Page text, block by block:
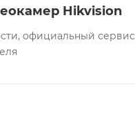
Hikvision
официальный сервис